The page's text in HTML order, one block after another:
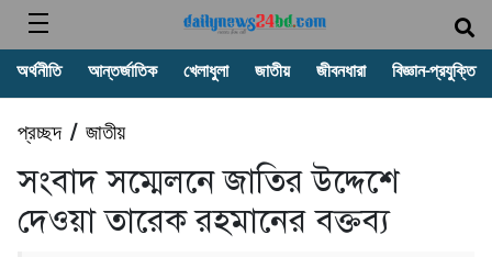
অর্থনীতি আন্তর্জাতিক খেলাধুলা জাতীয় জীবনধারা বিজ্ঞান-প্রযুক্তি
প্রচ্ছদ/ জাতীয়
সংবাদ সম্মেলনে জাতির উদ্দেশে
দেওয়া তারেক রহমানের বক্তব্য